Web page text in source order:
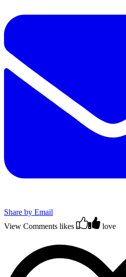
Share by Email
View Comments likes love